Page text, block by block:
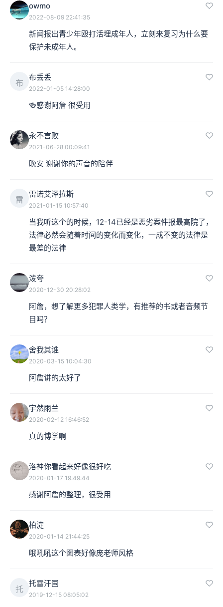
owmo
2022-08-09 22:41:35
新闻报出青少年殴打活埋成年人，立刻来复习为什么要
保护未成年人。
布
布丢丢
2022-01-05 14:28:00
🍻感谢阿詹 很受用
永不言败
2021-06-28 00:09:41
晚安 谢谢你的声音的陪伴
雷
雷诺艾泽拉斯
2021-01-15 10:57:40
当我听这个的时候，12-14已经是恶劣案件报最高院了，
法律必然会随着时间的变化而变化，一成不变的法律是
最差的法律
泼夸
2020-12-30 20:28:02
阿詹，想了解更多犯罪人类学，有推荐的书或者音频节
目吗？
舍我其谁
2020-03-15 10:04:30
阿詹讲的太好了
宇然雨兰
2020-02-12 16:46:52
真的博学啊
洛神你看起来好像很好吃
2020-01-17 19:49:44
感谢阿詹的整理，很受用
柏淀
2020-01-14 21:44:25
哦吼吼这个图表好像庞老师风格
托
托雷汗国
2019-12-15 08:05:02